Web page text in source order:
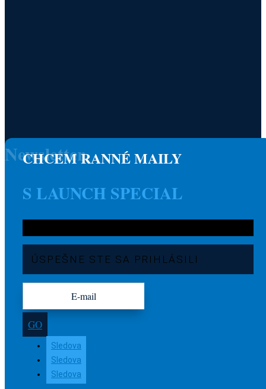
CHCEM RANNÉ MAILY
S LAUNCH SPECIAL
Newsletter
ÚSPEŠNE STE SA PRIHLÁSILI
GO
Sledova
Sledova
Sledova